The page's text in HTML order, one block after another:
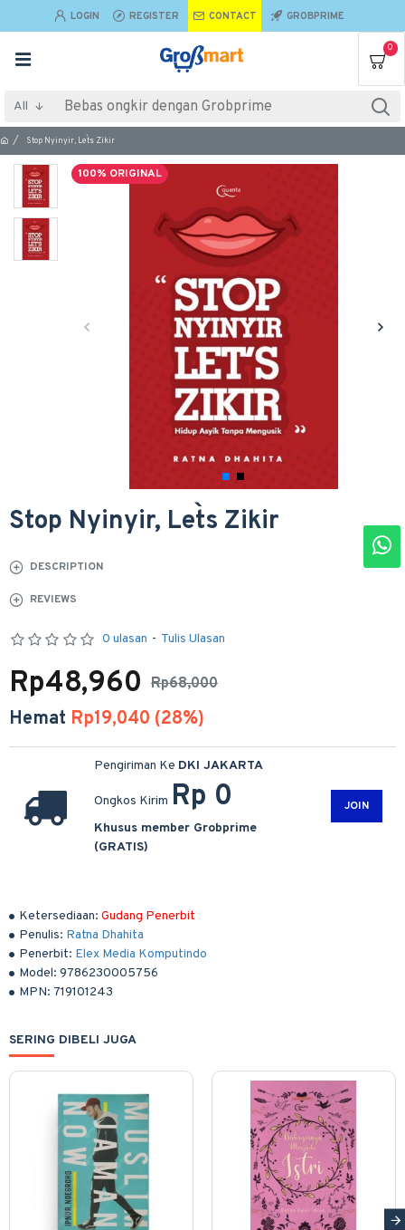
LOGIN REGISTER CONTACT GROBPRIME
0
All
Stop Nyinyir, Let`s Zikir
100% ORIGINAL
Stop Nyinyir, Let`s Zikir
DESCRIPTION
REVIEWS
Ketersediaan: Gudang Penerbit
Penulis: Ratna Dhahita
Penerbit: Elex Media Komputindo
Model: 9786230005756
MPN: 719101243
0 ulasan - Tulis Ulasan
Rp68,000
Rp48,960
Hemat Rp19,040 (28%)
Pengiriman Ke DKI JAKARTA
Ongkos Kirim Rp 0
Khusus member Grobprime
(GRATIS)
JOIN
SERING DIBELI JUGA